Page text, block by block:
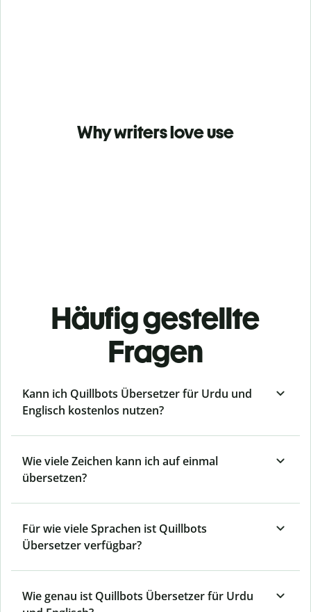
Why writers love use
Häufig gestellte
Fragen
Kann ich Quillbots Übersetzer für Urdu und
Englisch kostenlos nutzen?
Wie viele Zeichen kann ich auf einmal
übersetzen?
Für wie viele Sprachen ist Quillbots
Übersetzer verfügbar?
Wie genau ist Quillbots Übersetzer für Urdu